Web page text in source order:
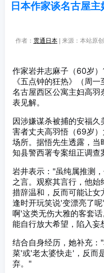
日本作家谈名古屋
作者： 贯通日本| 来源：本站原
作家岩井志麻子（60岁
《五点钟的狂热》（周
名古屋西区公寓主妇高
表见解。
因涉嫌谋杀被捕的安福
害者丈夫高羽悟（69岁
场所。据悟先生透露，当
知县警西署专案组正调查
岩井表示："虽纯属推测
之言。观察其言行，他
措辞温和，反而可能让
逢时开玩笑说'变漂亮了
啊'这类无伤大雅的客套
能自行放大希望，陷入妄
结合自身经历，她补充
菜'或'老太婆快走'，反而
弃。"